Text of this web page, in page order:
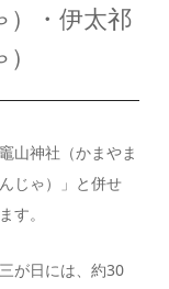
・伊太祁
山神社（かまやま
じゃ）」と併せ
す。
が日には、約30